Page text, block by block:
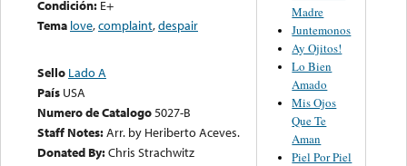
Condición: E+
Tema love,complaint,despair
Sello Lado A
País USA
Numero de Catalogo5027-B
Staff Notes:Arr. by Heriberto Aceves.
Donated By:Chris Strachwitz
Madre
Juntemonos
Ay Ojitos!
Lo Bien
Amado
Mis Ojos
Que Te
Aman
Piel Por Piel